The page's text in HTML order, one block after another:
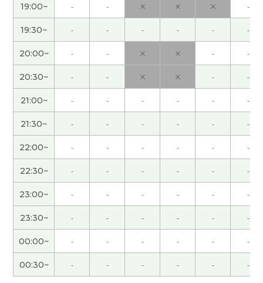
谢谢老师，下次见！ ( 40代 )
这个是我第一次的上课，感谢JJ老师很热情地纠正
我的发音。为了通过考试，我要继续。下次见！
谢谢你讲课，我查一下「ウマが合う（同频）」，
骑马时人和马必须呼吸一致，这个成语源的，下次
见！( 40代 )
谢谢老师，我昨天下课后看点葫芦娃，一会儿见！
40代 )
谢谢您！多亏了老师的仔细讲解，我再次意识到了
自己的错误！( 40代 女性 )
谢谢老师，下课后我在油管上看1979年的哪吒，下
次见( 40代 )
19:00~ - - × × × -
19:30~ - - - - - -
20:00~ - - × × - -
20:30~ - - × × - -
21:00~ - - - - - -
21:30~ - - - - - -
22:00~ - - - - - -
22:30~ - - - - - -
23:00~ - - - - - -
23:30~ - - - - - -
00:00~ - - - - - -
00:30~ - - - - - -